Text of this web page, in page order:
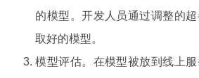
的模型。开发人员通过调整的
取好的模型。
模型评估。在模型被放到线上